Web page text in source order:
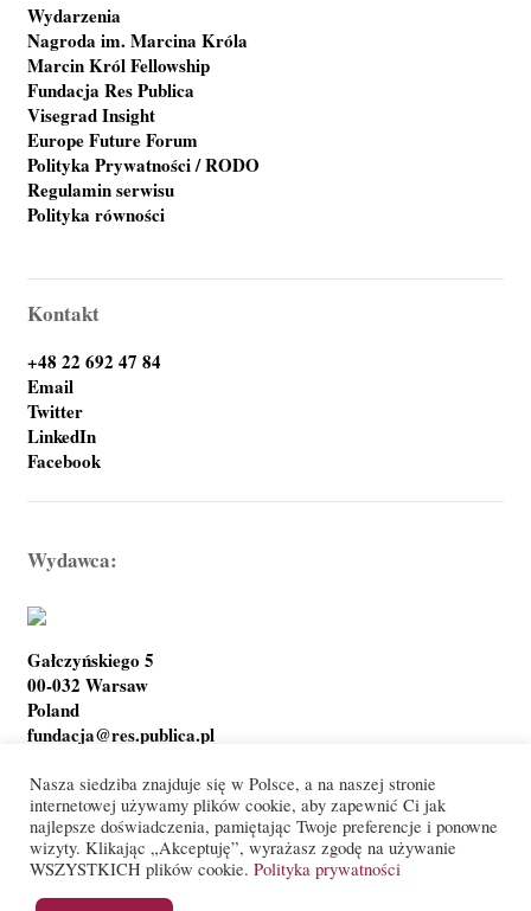
Wydarzenia
Nagroda im. Marcina Króla
Marcin Król Fellowship
Fundacja Res Publica
Visegrad Insight
Europe Future Forum
Polityka Prywatności / RODO
Regulamin serwisu
Polityka równości
Kontakt
+48 22 692 47 84
Email
Twitter
LinkedIn
Facebook
Wydawca:
Gałczyńskiego 5
00-032 Warsaw
Poland
fundacja@res.publica.pl
© Res Publica Foundation
Polityka prywatności Warunki korzystania
Nasza siedziba znajduje się w Polsce, a na naszej stronie
internetowej używamy plików cookie, aby zapewnić Ci jak
najlepsze doświadczenia, pamiętając Twoje preferencje i ponowne
wizyty. Klikając „Akceptuję”, wyrażasz zgodę na używanie
WSZYSTKICH plików cookie. Polityka prywatności